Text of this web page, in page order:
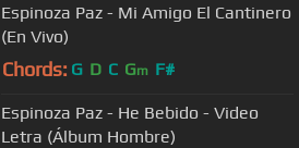
Espinoza Paz - Mi Amigo El Cantinero
(En Vivo)
Chords: G D C Gm F#
Espinoza Paz - He Bebido - Video
Letra (Álbum Hombre)